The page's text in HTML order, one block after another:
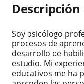
Soy psicólogo
procesos de
desarrollo de
estudio. Mi
educativos me ha